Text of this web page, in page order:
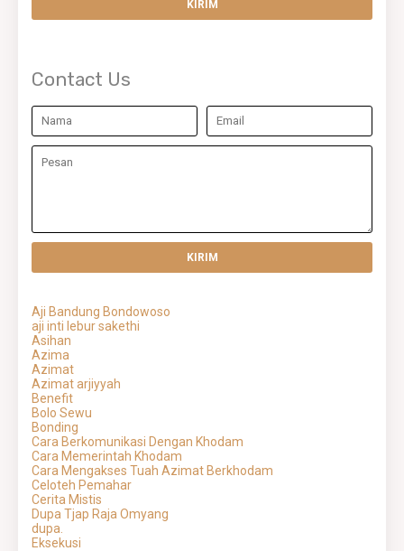
Contact Us
Aji Bandung Bondowoso
aji inti lebur sakethi
Asihan
Azima
Azimat
Azimat arjiyyah
Benefit
Bolo Sewu
Bonding
Cara Berkomunikasi Dengan Khodam
Cara Memerintah Khodam
Cara Mengakses Tuah Azimat Berkhodam
Celoteh Pemahar
Cerita Mistis
Dupa Tjap Raja Omyang
dupa.
Eksekusi